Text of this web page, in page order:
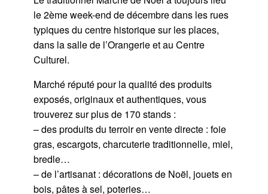
le 2ème week-end de décembre dans les rues
typiques du centre historique sur les places,
dans la salle de l’Orangerie et au Centre
Culturel.
Marché réputé pour la qualité des produits
exposés, originaux et authentiques, vous
trouverez sur plus de 170 stands :
– des produits du terroir en vente directe : foie
gras, escargots, charcuterie traditionnelle, miel,
bredle…
– de l’artisanat : décorations de Noël, jouets en
bois, pâtes à sel, poteries…